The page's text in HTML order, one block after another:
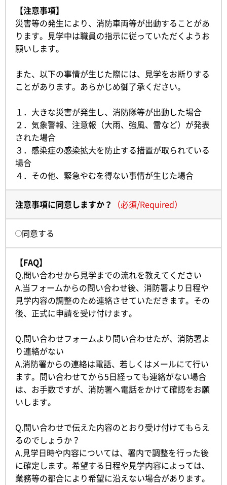
【注意事項】
災害等の発生により、消防車両等が出動することがあ
ります。見学中は職員の指示に従っていただくようお
願いします。
また、以下の事情が生じた際には、見学をお断りする
ことがあります。あらかじめ御了承ください。
１．大きな災害が発生し、消防隊等が出動した場合
２．気象警報、注意報（大雨、強風、雷など）が発表
された場合
３．感染症の感染拡大を防止する措置が取られている
場合
４．その他、緊急やむを得ない事情が生じた場合
注意事項に同意しますか？ （必須/Required）
同意する
【FAQ】
Q.問い合わせから見学までの流れを教えてください
A.当フォームからの問い合わせ後、消防署より日程や
見学内容の調整のため連絡させていただきます。その
後、正式に申請を受け付けます。
Q.問い合わせフォームより問い合わせたが、消防署よ
り連絡がない
A.消防署からの連絡は電話、若しくはメールにて行い
ます。問い合わせてから5日経っても連絡がない場合
は、お手数ですが、消防署へ電話をかけて確認をお願
いします。
Q.問い合わせで伝えた内容のとおり受け付けてもらえ
るのでしょうか？
A.見学日時や内容については、署内で調整を行った後
に確定します。希望する日程や見学内容によっては、
業務等の都合により希望に沿えない場合があります。